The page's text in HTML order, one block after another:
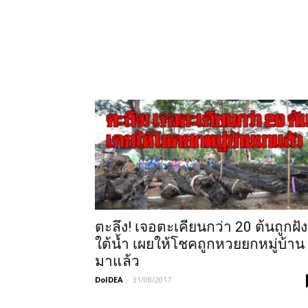
ตะลึง! เจอตะเคียนกว่า 20 ต้นถูกฝัง
ใต้น้ำ เผยให้โชคถูกหวยยกหมู่บ้าน
มาแล้ว
DoIDEA - 31/08/2017